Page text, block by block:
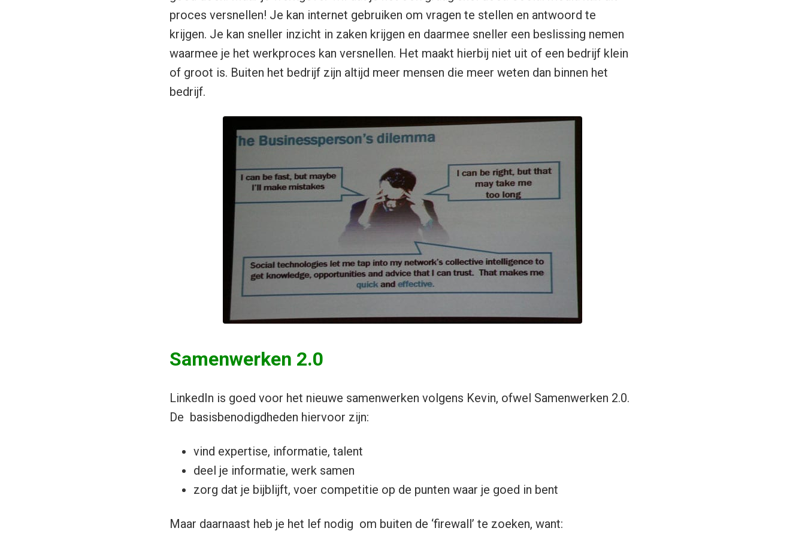
proces versnellen! Je kan internet gebruiken om vragen te stellen en antwoord te
krijgen. Je kan sneller inzicht in zaken krijgen en daarmee sneller een beslissing nemen
waarmee je het werkproces kan versnellen. Het maakt hierbij niet uit of een bedrijf klein
of groot is. Buiten het bedrijf zijn altijd meer mensen die meer weten dan binnen het
bedrijf.
Samenwerken 2.0
LinkedIn is goed voor het nieuwe samenwerken volgens Kevin, ofwel Samenwerken 2.0.
De basisbenodigdheden hiervoor zijn:
vind expertise, informatie, talent
deel je informatie, werk samen
zorg dat je bijblijft, voer competitie op de punten waar je goed in bent
Maar daarnaast heb je het lef nodig om buiten de ‘firewall’ te zoeken, want: